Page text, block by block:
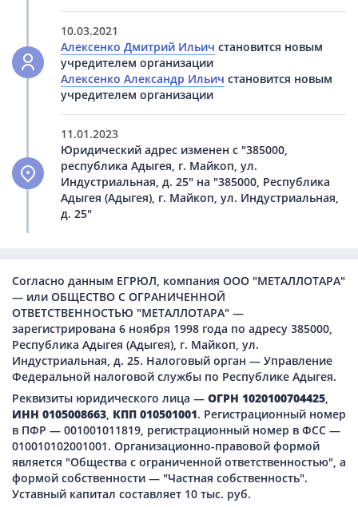
10.03.2021
Алексенко Дмитрий Ильич становится новым
учредителем организации
Алексенко Александр Ильич становится новым
учредителем организации
11.01.2023
Юридический адрес изменен с "385000,
республика Адыгея, г. Майкоп, ул.
Индустриальная, д. 25" на "385000, Республика
Адыгея (Адыгея), г. Майкоп, ул. Индустриальная,
д. 25"
Согласно данным ЕГРЮЛ, компания ООО "МЕТАЛЛОТАРА"
— или ОБЩЕСТВО С ОГРАНИЧЕННОЙ
ОТВЕТСТВЕННОСТЬЮ "МЕТАЛЛОТАРА" —
зарегистрирована 6 ноября 1998 года по адресу 385000,
Республика Адыгея (Адыгея), г. Майкоп, ул.
Индустриальная, д. 25. Налоговый орган — Управление
Федеральной налоговой службы по Республике Адыгея.
Реквизиты юридического лица — ОГРН 1020100704425,
ИНН 0105008663, КПП 010501001. Регистрационный номер
в ПФР — 001001011819, регистрационный номер в ФСС —
010010102001001. Организационно-правовой формой
является "Общества с ограниченной ответственностью", а
формой собственности — "Частная собственность".
Уставный капитал составляет 10 тыс. руб.